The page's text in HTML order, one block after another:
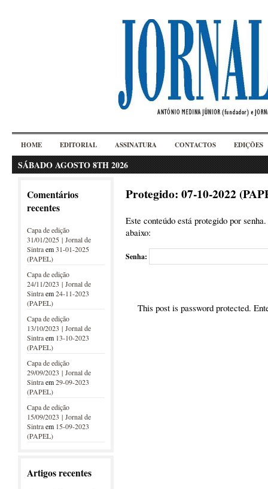
HOME EDITORIAL ASSINATURA CONTACTOS EDIÇÕES
SÁBADO AGOSTO 8TH 2026
Comentários
recentes
Capa de edição
31/01/2025 | Jornal de
Sintraem31-01-2025
(PAPEL)
Capa de edição
24/11/2023 | Jornal de
Sintraem24-11-2023
(PAPEL)
Capa de edição
13/10/2023 | Jornal de
Sintraem 13-10-2023
(PAPEL)
Capa de edição
29/09/2023 | Jornal de
Sintraem29-09-2023
(PAPEL)
Capa de edição
15/09/2023 | Jornal de
Sintraem 15-09-2023
(PAPEL)
Artigos recentes
Protegido: 07-10-2022
Este conteúdo está protegido por
abaixo:
Senha:
This post is password protected.